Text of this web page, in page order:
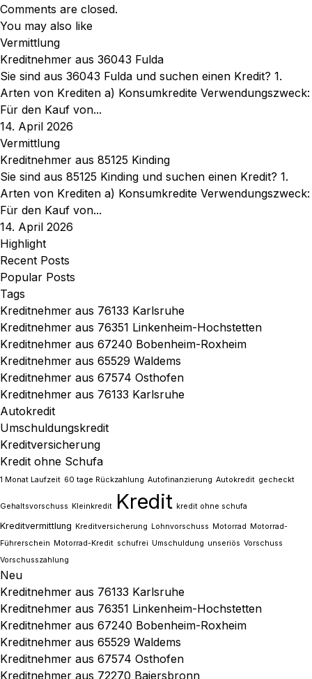
Comments are closed.
You may also like
Vermittlung
Kreditnehmer aus 36043 Fulda
Sie sind aus 36043 Fulda und suchen einen Kredit? 1.
Arten von Krediten a) Konsumkredite Verwendungszweck:
Für den Kauf von...
14. April 2026
Vermittlung
Kreditnehmer aus 85125 Kinding
Sie sind aus 85125 Kinding und suchen einen Kredit? 1.
Arten von Krediten a) Konsumkredite Verwendungszweck:
Für den Kauf von...
14. April 2026
Highlight
Recent Posts
Popular Posts
Tags
Kreditnehmer aus 76133 Karlsruhe
Kreditnehmer aus 76351 Linkenheim-Hochstetten
Kreditnehmer aus 67240 Bobenheim-Roxheim
Kreditnehmer aus 65529 Waldems
Kreditnehmer aus 67574 Osthofen
Kreditnehmer aus 76133 Karlsruhe
Autokredit
Umschuldungskredit
Kreditversicherung
Kredit ohne Schufa
1 Monat Laufzeit 60 tage Rückzahlung Autofinanzierung Autokredit gecheckt
Gehaltsvorschuss Kleinkredit Kredit kredit ohne schufa
Kreditvermittlung Kreditversicherung Lohnvorschuss Motorrad Motorrad-
Führerschein Motorrad-Kredit schufrei Umschuldung unseriös Vorschuss
Vorschusszahlung
Neu
Kreditnehmer aus 76133 Karlsruhe
Kreditnehmer aus 76351 Linkenheim-Hochstetten
Kreditnehmer aus 67240 Bobenheim-Roxheim
Kreditnehmer aus 65529 Waldems
Kreditnehmer aus 67574 Osthofen
Kreditnehmer aus 72270 Baiersbronn